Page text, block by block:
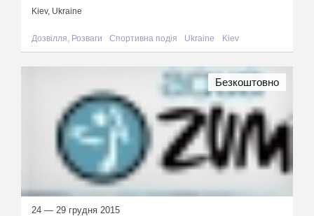
Kiev, Ukraine
Дозвілля, Розваги Спортивна подія Ukraine Kiev
24 — 29 грудня 2015
Безкоштовно